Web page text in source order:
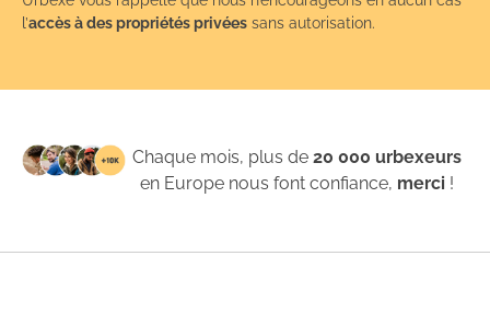
l’accès à des propriétés privées sans autorisation.
Chaque mois, plus de20 000 urbexeurs
en Europe nous font confiance, merci !